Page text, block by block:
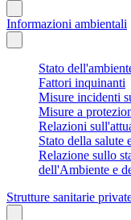
Informazioni ambientali
Stato
Fattori inquinanti
Misure incidenti
Misure a
Relazioni
Stato della salute
Relazione sullo
dell'Ambiente e
Strutture sanitarie